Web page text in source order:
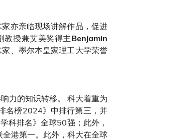
亦亲临现场讲解作品，促进
教授兼艾美奖得主Benjamin
、墨尔本皇家理工大学荣誉
力的知识转移。 科大着重为
名榜2024》中排行第三，并
科排名》全球50强；此外，
港第一。此外，科大在全球